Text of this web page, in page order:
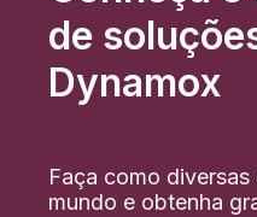
de
Dynamox
Faça como
mundo e obtenha